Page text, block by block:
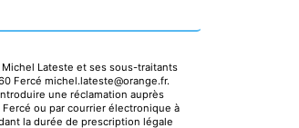
Lateste et ses sous-traitants
Fercé michel.lateste@orange.fr.
une réclamation auprès
ou par courrier électronique à
la durée de prescription légale